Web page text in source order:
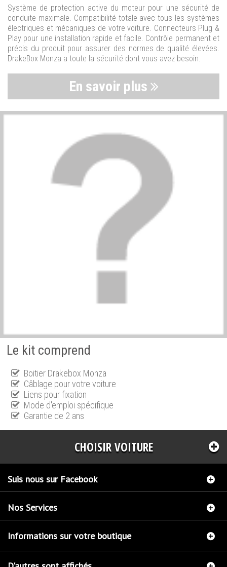
Système de protection active du moteur pour une sécurité de
conduite maximale. Compatibilité totale avec tous les systèmes
électriques et mécaniques de votre voiture. Connecteurs Plug &
Play pour une installation rapide et facile. Contrôle permanent et
précis du produit pour assurer des normes de qualité élevées.
DrakeBox Monza a toute la sécurité dont vous avez besoin.
En savoir plus
Le kit comprend
Boitier Drakebox Monza
Câblage pour votre voiture
Liens pour fixation
Mode d'emploi spécifique
Garantie de 2 ans
CHOISIR VOITURE
Suis nous sur Facebook
Nos Services
Informations sur votre boutique